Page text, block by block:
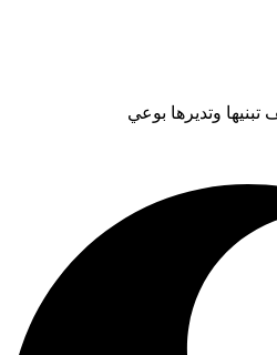
وتديرها بوعي